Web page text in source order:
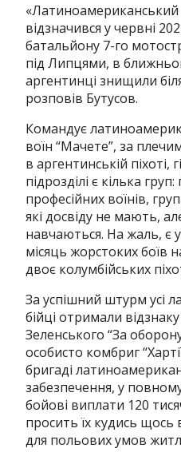
«Латиноамериканський
відзначився у червні
батальйону 7-го
під Липцями, в
аргентинці знищили
розповів Бутусов.
Командує
воїн “Мачете”, за
в аргентинській піхоті,
підрозділі є кілька
професійних воїнів,
які досвіду не мають,
навчаються. На жаль, є у
місяць жорстоких боїв
двоє колумбійських
За успішний штурм усі
бійці отримали
Зеленського “За
особисто комбриг
бригаді
забезпечення, у
бойові виплати 120
просить їх кудись щось
для польових умов